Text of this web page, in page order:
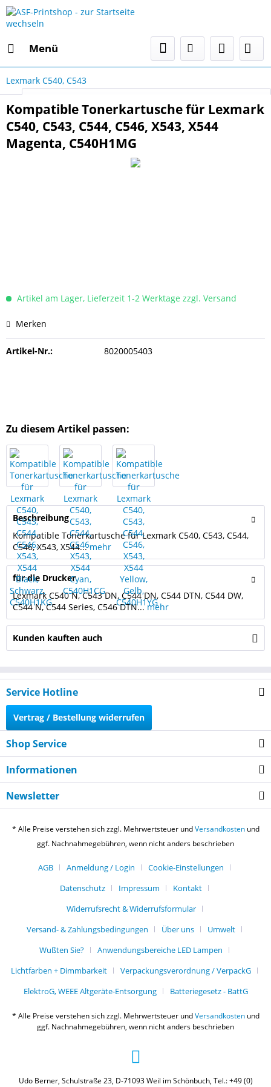
Menü
Select Language ▼
Lexmark C540, C543
Kompatible Tonerkartusche für Lexmark
C540, C543, C544, C546, X543, X544
Magenta, C540H1MG
Artikel am Lager, Lieferzeit 1-2 Werktage zzgl. Versand
Merken
Artikel-Nr.: 8020005403
Zu diesem Artikel passen:
Beschreibung
Kompatible Tonerkartusche für Lexmark C540, C543, C544,
C546, X543, X544...mehr
für die Drucker
Lexmark C540 N, C543 DN, C544 DN, C544 DTN, C544 DW,
C544 N, C544 Series, C546 DTN... mehr
Kunden kauften auch
Service Hotline
Vertrag / Bestellung widerrufen
Shop Service
Informationen
Newsletter
* Alle Preise verstehen sich zzgl. Mehrwertsteuer undVersandkostenund
ggf. Nachnahmegebühren, wenn nicht anders beschrieben
AGB Anmeldung / Login
Cookie-Einstellungen
Datenschutz
Impressum
Kontakt
Widerrufsrecht & Widerrufsformular
Versand- & Zahlungsbedingungen
Über uns
Umwelt
Wußten Sie?
Anwendungsbereiche LED Lampen
Lichtfarben + Dimmbarkeit
Verpackungsverordnung / VerpackG
ElektroG, WEEE Altgeräte-Entsorgung
Batteriegesetz - BattG
* Alle Preise verstehen sich zzgl. Mehrwertsteuer undVersandkostenund
ggf. Nachnahmegebühren, wenn nicht anders beschrieben
Udo Berner, Schulstraße 23, D-71093 Weil im Schönbuch, Tel.: +49 (0)